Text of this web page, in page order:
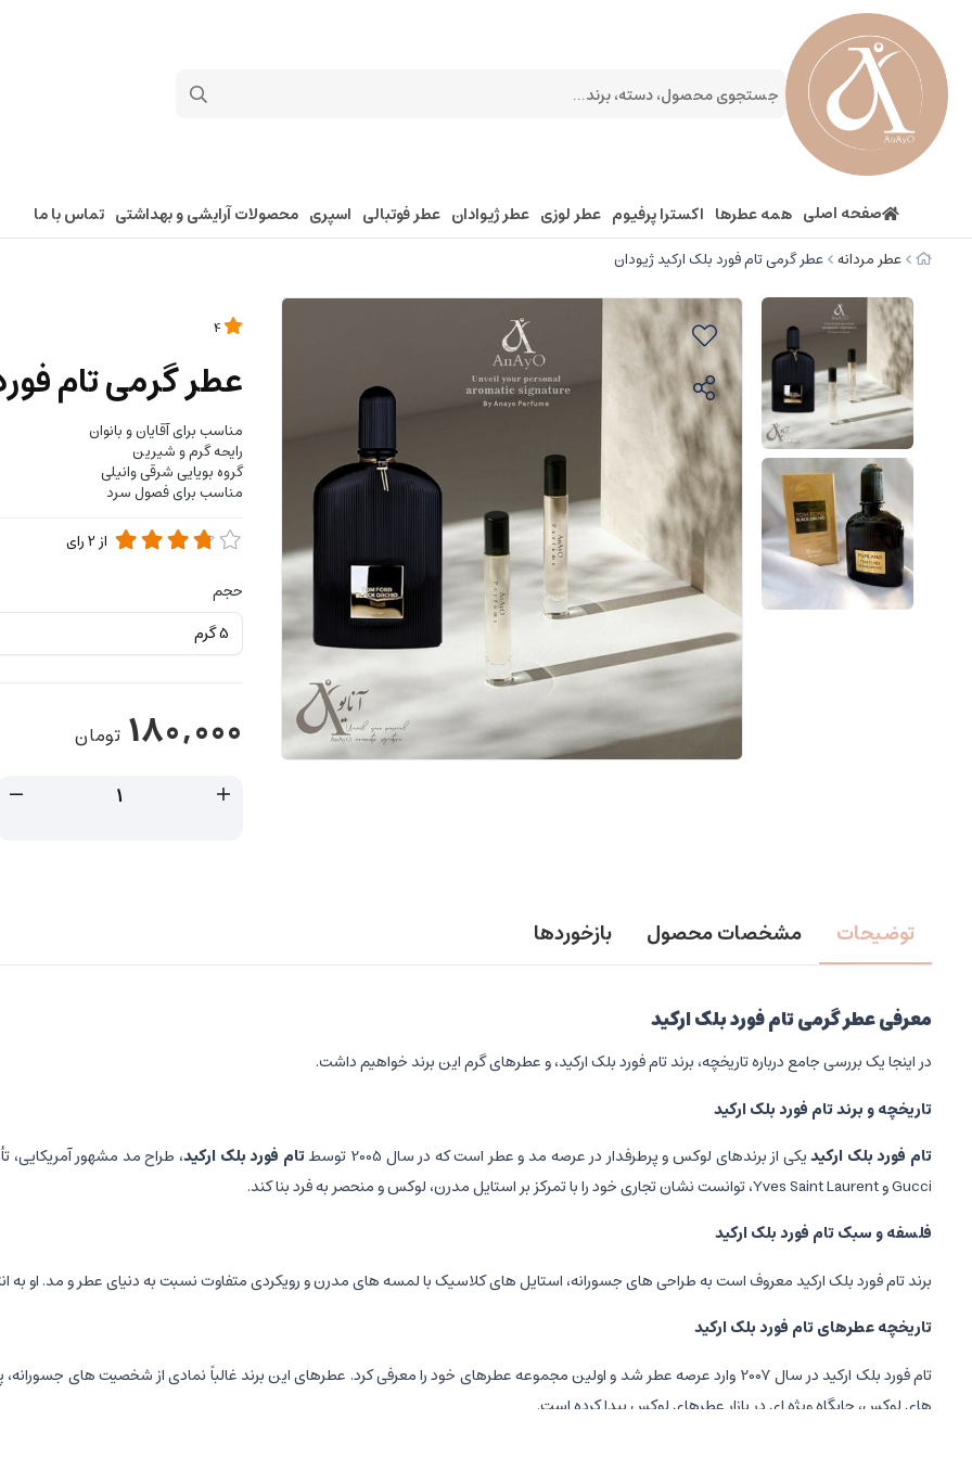
صفحه اصلی همه عطرها اکسترا پرفیوم عطر لوزی عطر ژیوادان عطر فوتبالی اسپری محصولات آرایشی و بهداشتی تماس با ما
عطر مردانه عطر گرمی تام فورد بلک ارکید ژیودان
عطر گرمی تام
مناسب برای آقایان و بانوان
رایحه گرم و شیرین
گروه بویایی شرقی وانیلی
مناسب برای فصول سرد
از2رای
حجم
180,000 تومان
توضیحات مشخصات محصول بازخوردها
معرفی عطر گرمی تام فورد بلک ارکید
در اینجا یک بررسی جامع درباره تاریخچه، برند تام فورد بلک ارکید، و عطرهای گرم این برند خواهیم داشت.
تاریخچه و برند تام فورد بلک ارکید
تام فورد بلک ارکیدیکی از برندهای لوکس و پرطرفدار در عرصه مد و عطر است که در سال 2005 توسط تام فورد بلک ارکید، طراح مد مشهور آمریکایی،
Gucci و Yves Saint Laurent، توانست نشان تجاری خود را با تمرکز بر استایل مدرن، لوکس و منحصر به فرد بنا کند.
فلسفه و سبک تام فورد بلک ارکید
برند تام فورد بلک ارکید معروف است به طراحی های جسورانه، استایل های کلاسیک با لمسه های مدرن و رویکردی متفاوت نسبت به دنیای عطر و مد.
تاریخچه عطرهای تام فورد بلک ارکید
تام فورد بلک ارکید در سال 2007 وارد عرصه عطر شد و اولین مجموعه عطرهای خود را معرفی کرد. عطرهای این برند غالباً نمادی از شخصیت
های لوکس، جایگاه ویژه ای در بازار عطرهای لوکس پیدا کرده است.